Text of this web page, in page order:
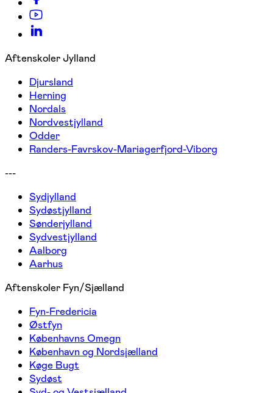
Aftenskoler Jylland
Djursland
Herning
Nordals
Nordvestjylland
Odder
Randers-Favrskov-Mariagerfjord-Viborg
---
Sydjylland
Sydøstjylland
Sønderjylland
Sydvestjylland
Aalborg
Aarhus
Aftenskoler Fyn/Sjælland
Fyn-Fredericia
Østfyn
Københavns Omegn
København og Nordsjælland
Køge Bugt
Sydøst